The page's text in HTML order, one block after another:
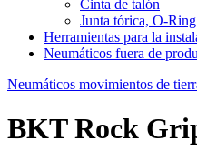
Cinta de talón
Junta tórica, O-Ring
Herramientas para la
Neumáticos fuera de
Neumáticos movimientos de
BKT Rock